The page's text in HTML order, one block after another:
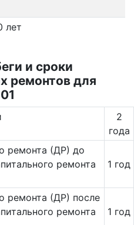
лет
и сроки
ремонтов для
2
года
ремонта (ДР) до
ремонта
1 год
ремонта (ДР) после
ремонта
1 год